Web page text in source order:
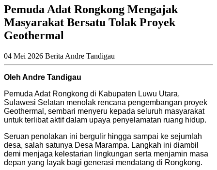
Pemuda Adat Rongkong Mengajak
Masyarakat Bersatu Tolak Proyek
Geothermal
04 Mei 2026 Berita Andre Tandigau
Oleh Andre Tandigau
Pemuda Adat Rongkong di Kabupaten Luwu Utara,
Sulawesi Selatan menolak rencana pengembangan proyek
Geothermal, sembari menyeru kepada seluruh masyarakat
untuk terlibat aktif dalam upaya penyelamatan ruang hidup.
Seruan penolakan ini bergulir hingga sampai ke sejumlah
desa, salah satunya Desa Marampa. Langkah ini diambil
demi menjaga kelestarian lingkungan serta menjamin masa
depan yang layak bagi generasi mendatang di Rongkong.